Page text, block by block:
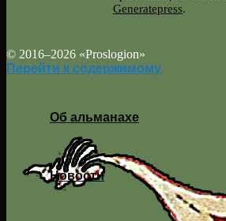
Generatepress.
© 2016–2026 «Proslogion»
Перейти к содержимому
Об альманахе
Новости